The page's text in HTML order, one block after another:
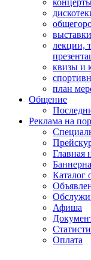
лекции,
квизы и
план
Общение
Реклама на
Главная
Каталог
Афиша
Оплата